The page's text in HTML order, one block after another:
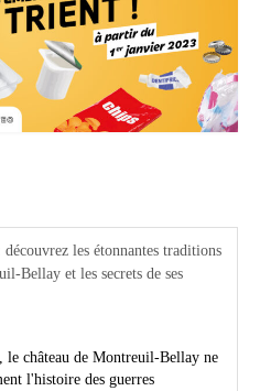
les étonnantes traditions
Bellay et les secrets de ses
château de Montreuil-Bellay ne
l'histoire des guerres